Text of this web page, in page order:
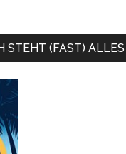
STEHT (FAST) ALLES